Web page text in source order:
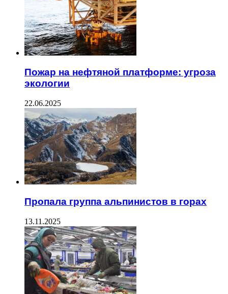
Пожар на нефтяной платформе: угроза
экологии
22.06.2025
Пропала группа альпинистов в горах
13.11.2025